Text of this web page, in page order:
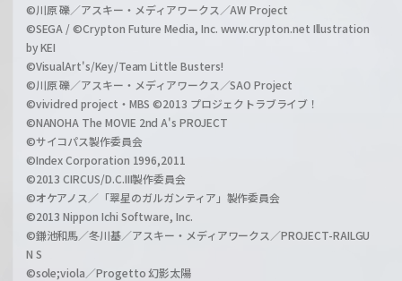
©川原 礫／アスキー・メディアワークス／AW Project
©SEGA / ©Crypton Future Media, Inc. www.crypton.net Illustration
by KEI
©VisualArt's/Key/Team Little Busters!
©川原 礫／アスキー・メディアワークス／SAO Project
©vividred project・MBS ©2013 プロジェクトラブライブ！
©NANOHA The MOVIE 2nd A's PROJECT
©サイコパス製作委員会
©Index Corporation 1996,2011
©2013 CIRCUS/D.C.III製作委員会
©オケアノス／「翠星のガルガンティア」製作委員会
©2013 Nippon Ichi Software, Inc.
©鎌池和馬／冬川基／アスキー・メディアワークス／PROJECT-RAILGU
N S
©sole;viola／Progetto 幻影太陽